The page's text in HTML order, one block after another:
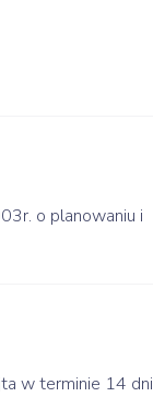
o planowaniu i
w terminie 14 dni